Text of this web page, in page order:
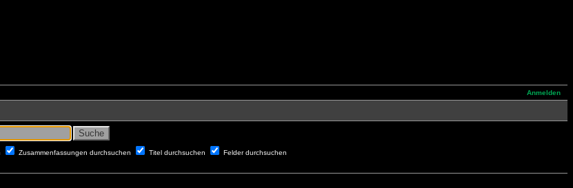
Anmelden
Zusammenfassungen durchsuchen Titel durchsuchen
Felder durchsuchen